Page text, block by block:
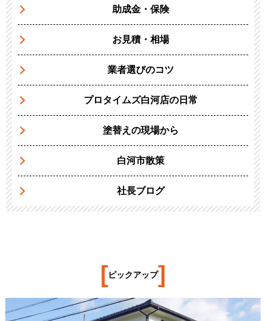
助成金・保険
お見積・相場
業者選びのコツ
プロタイムズ白河店の日常
塗替えの現場から
白河市散策
社長ブログ
[ピックアップ]